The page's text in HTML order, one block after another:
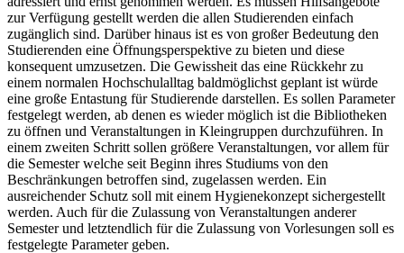
zur Verfügung gestellt werden die allen Studierenden einfach
zugänglich sind. Darüber hinaus ist es von großer Bedeutung den
Studierenden eine Öffnungsperspektive zu bieten und diese
konsequent umzusetzen. Die Gewissheit das eine Rückkehr zu
einem normalen Hochschulalltag baldmöglichst geplant ist würde
eine große Entastung für Studierende darstellen. Es sollen Parameter
festgelegt werden, ab denen es wieder möglich ist die Bibliotheken
zu öffnen und Veranstaltungen in Kleingruppen durchzuführen. In
einem zweiten Schritt sollen größere Veranstaltungen, vor allem für
die Semester welche seit Beginn ihres Studiums von den
Beschränkungen betroffen sind, zugelassen werden. Ein
ausreichender Schutz soll mit einem Hygienekonzept sichergestellt
werden. Auch für die Zulassung von Veranstaltungen anderer
Semester und letztendlich für die Zulassung von Vorlesungen soll es
festgelegte Parameter geben.